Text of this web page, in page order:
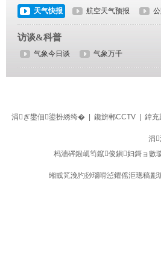
天气快报 航空天气预报
访谈&科普
气象今日谈 气象万千
生活
涓ぎ鐢佃鍙扮綉绔� 鑱旂郴CCTV 鍏充
涓
杩濇硶鍜屼笉鑹俊鎭妇鎶ョ
缃戜笂浼犳挱瑙嗗惉鑺傜洰璁稿